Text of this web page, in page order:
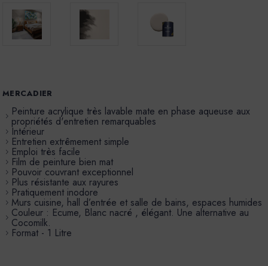
MERCADIER
Peinture acrylique très lavable mate en phase aqueuse aux
propriétés d'entretien remarquables
Intérieur
Entretien extrêmement simple
Emploi très facile
Film de peinture bien mat
Pouvoir couvrant exceptionnel
Plus résistante aux rayures
Pratiquement inodore
Murs cuisine, hall d’entrée et salle de bains, espaces humides
Couleur : Ecume, Blanc nacré , élégant. Une alternative au
Cocomilk.
Format - 1 Litre